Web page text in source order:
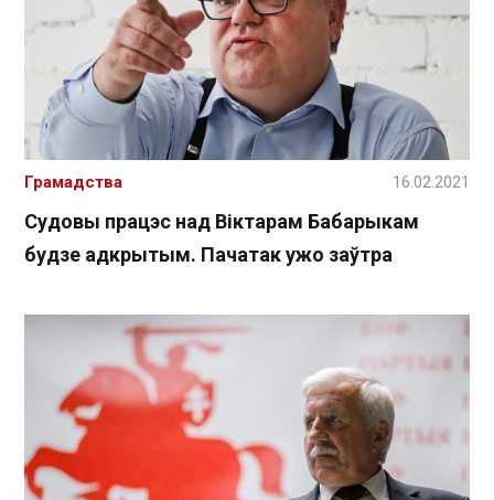
Судовы працэс над Віктарам Бабарыкам
будзе адкрытым. Пачатак ужо заўтра
Грамадства 16.02.2021